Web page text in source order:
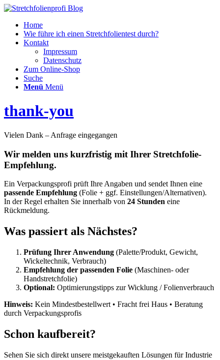
Home
Wie führe ich einen Stretchfolientest durch?
Kontakt
Impressum
Datenschutz
Zum Online-Shop
Suche
Menü Menü
thank-you
Vielen Dank – Anfrage eingegangen
Wir melden uns kurzfristig mit Ihrer Stretchfolie-
Empfehlung.
Ein Verpackungsprofi prüft Ihre Angaben und sendet Ihnen eine
passende Empfehlung (Folie + ggf. Einstellungen/Alternativen).
In der Regel erhalten Sie innerhalb von 24 Stunden eine
Rückmeldung.
Was passiert als Nächstes?
Prüfung Ihrer Anwendung (Palette/Produkt, Gewicht,
Wickeltechnik, Verbrauch)
Empfehlung der passenden Folie (Maschinen- oder
Handstretchfolie)
Optional: Optimierungstipps zur Wicklung / Folienverbrauch
Hinweis: Kein Mindestbestellwert • Fracht frei Haus • Beratung
durch Verpackungsprofis
Schon kaufbereit?
Sehen Sie sich direkt unsere meistgekauften Lösungen für Industrie